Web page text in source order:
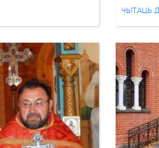
клуба «Штурм».
возможное
благоденствие.
ваш день. Помните,
дело начинается
отметил
мероприятия
титул
и
ЧЫТАЦЬ